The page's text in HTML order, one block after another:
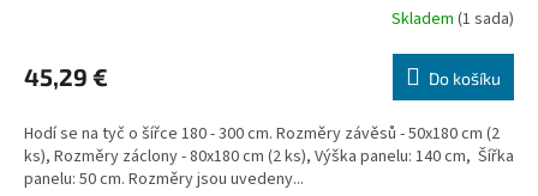
Skladem (1 sada)
45,29 € Do košíku
Hodí se na tyč o šířce 180 - 300 cm. Rozměry závěsů - 50x180 cm (2
ks), Rozměry záclony - 80x180 cm (2 ks), Výška panelu: 140 cm, Šířka
panelu: 50 cm. Rozměry jsou uvedeny...